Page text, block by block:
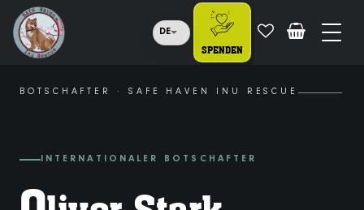
DE
SPENDEN
BOTSCHAFTER · SAFE HAVEN INU RESCUE
INTERNATIONALER BOTSCHAFTER